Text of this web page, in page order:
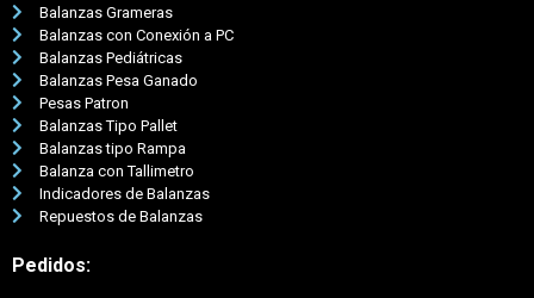
Balanzas Grameras
Balanzas con Conexión a PC
Balanzas Pediátricas
Balanzas Pesa Ganado
Pesas Patron
Balanzas Tipo Pallet
Balanzas tipo Rampa
Balanza con Tallimetro
Indicadores de Balanzas
Repuestos de Balanzas
Pedidos: